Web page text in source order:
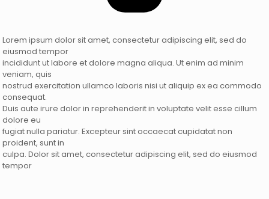
Lorem ipsum dolor sit amet, consectetur adipiscing elit, sed do
eiusmod tempor
incididunt ut labore et dolore magna aliqua. Ut enim ad minim
veniam, quis
nostrud exercitation ullamco laboris nisi ut aliquip ex ea commodo
consequat.
Duis aute irure dolor in reprehenderit in voluptate velit esse cillum
dolore eu
fugiat nulla pariatur. Excepteur sint occaecat cupidatat non
proident, sunt in
culpa. Dolor sit amet, consectetur adipiscing elit, sed do eiusmod
tempor